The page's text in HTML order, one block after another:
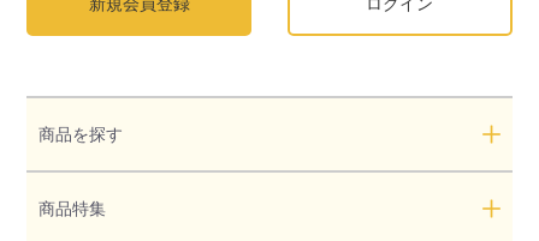
商品を探す
商品特集